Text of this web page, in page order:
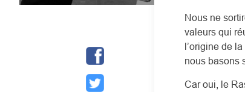
Nous ne
valeurs qui
l’origine de
nous basons
Car oui, le